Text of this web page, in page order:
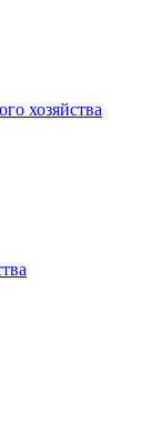
хозяйства